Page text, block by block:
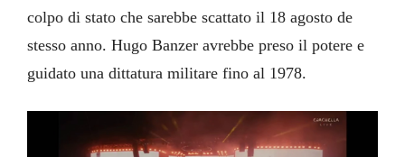
colpo di stato che sarebbe scattato il 18 agosto de
stesso anno. Hugo Banzer avrebbe preso il potere e
guidato una dittatura militare fino al 1978.